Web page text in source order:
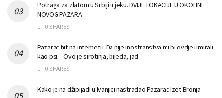
Potraga za zlatom u Srbiji u jeku. DVIJE LOKACIJE U OKOLINI
NOVOG PAZARA
0 SHARES
Pazarac hit na internetu: Da nije inostranstva mi bi ovdje umirali
kao psi – Ovo je sirotinja, bijeda, jad
0 SHARES
Kako je na džipijadi u Ivanjici nastradao Pazarac Izet Bronja